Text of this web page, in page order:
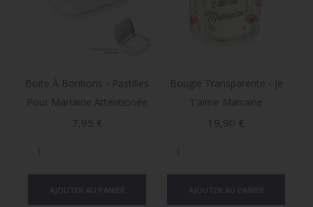
Boite À Bonbons - Pastilles
Pour Marraine Attentionée
Prix
7,95 €
Bougie Transparente - Je
T’aime Marraine
Prix
19,90 €